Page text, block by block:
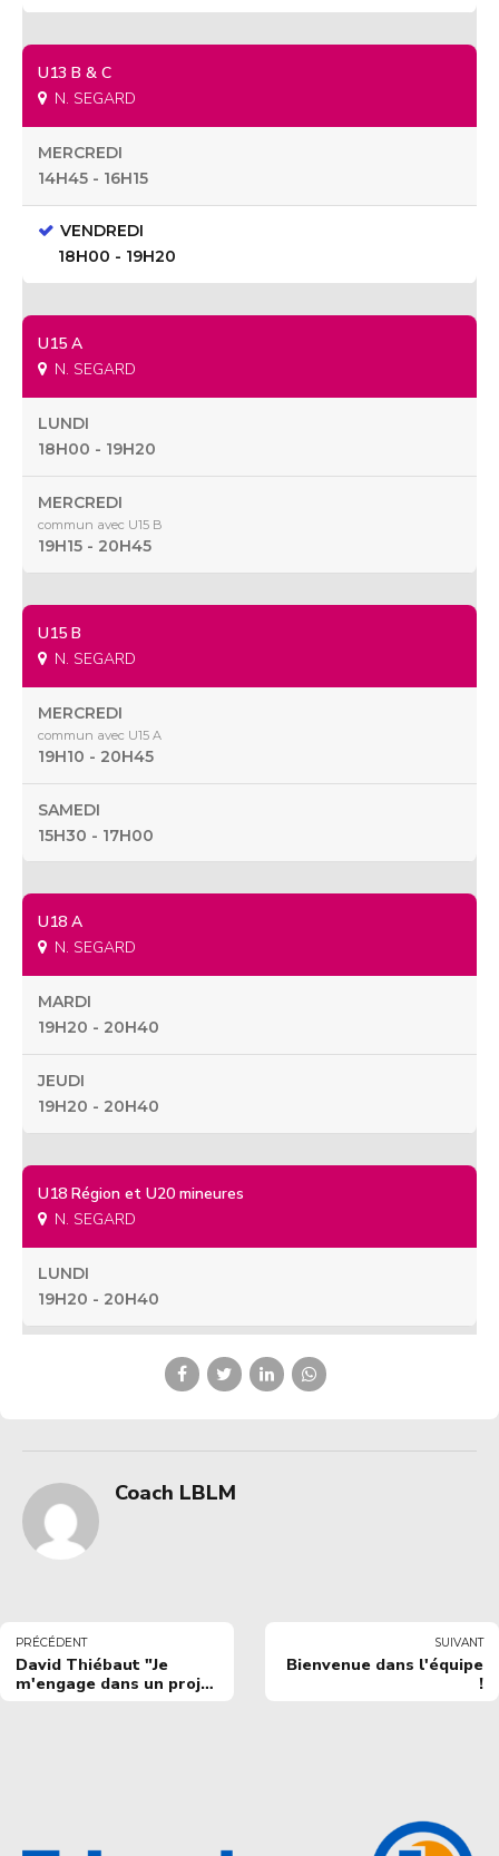
U13 B & C
N. SEGARD
MERCREDI
14H45 - 16H15
VENDREDI
18H00 - 19H20
U15 A
N. SEGARD
LUNDI
18H00 - 19H20
MERCREDI
commun avec U15 B
19H15 - 20H45
U15 B
N. SEGARD
MERCREDI
commun avec U15 A
19H10 - 20H45
SAMEDI
15H30 - 17H00
U18 A
N. SEGARD
MARDI
19H20 - 20H40
JEUDI
19H20 - 20H40
U18 Région et U20 mineures
N. SEGARD
LUNDI
19H20 - 20H40
Coach LBLM
PRÉCÉDENT
David Thiébaut "Je
m'engage dans un projet
SUIVANT
Bienvenue dans l'équipe
!